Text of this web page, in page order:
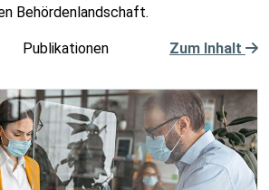
Behördenlandschaft.
Publikationen Zum Inhalt